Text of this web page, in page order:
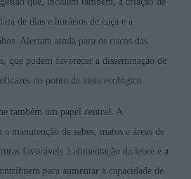
de dias e horários de caça e a
Alertam ainda para os riscos das
que podem favorecer a disseminação de
do ponto de vista ecológico.
também um papel central. A
manutenção de sebes, matos e áreas de
favoráveis à alimentação da lebre e a
para aumentar a capacidade de